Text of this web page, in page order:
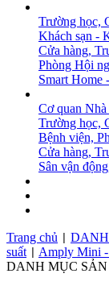
Trường học,
Khách sạn -
Cửa hàng,
Phòng Hội
Smart Home
Cơ quan
Trường học,
Bệnh viện,
Cửa hàng,
Sân vận
Trang chủ
suất
Amply Mini
DANH MỤC